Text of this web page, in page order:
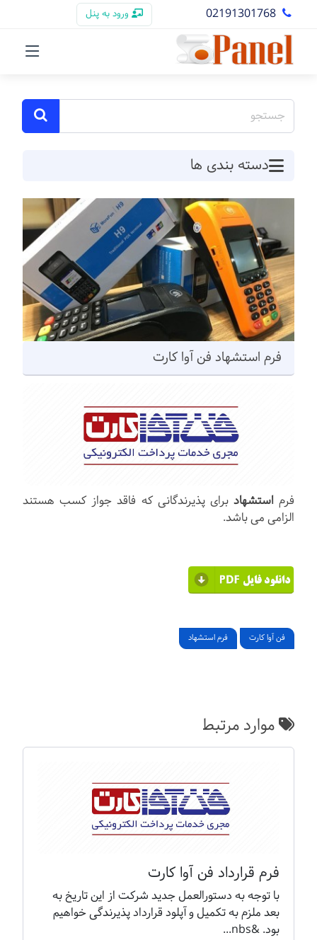
02191301768 ورود به پنل
دسته بندی ها
فرم استشهاد فن آوا کارت
فرم استشهادبرای پذیرندگانی که فاقد جواز کسب هستند
الزامی می باشد.
فن آوا کارت فرم استشهاد
موارد مرتبط
فرم قرارداد فن آوا کارت
با توجه به دستورالعمل جدید شرکت از این تاریخ به
بعد ملزم به تکمیل و آپلود قرارداد پذیرندگی خواهیم
بود. &nbs...